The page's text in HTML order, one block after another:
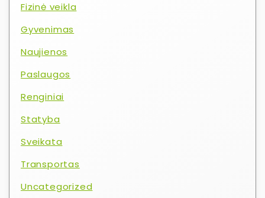
Fizinė veikla
Gyvenimas
Naujienos
Paslaugos
Renginiai
Statyba
Sveikata
Transportas
Uncategorized